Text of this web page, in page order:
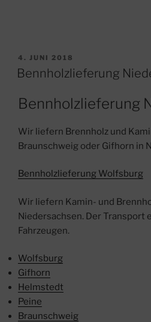
VERÖFFENTLICHT
AM
4. JUNI 2018
Bennholzlieferung
Bennholzlieferung
Wir liefern Brennholz und
Braunschweig oder Gifhorn in
Bennholzlieferung Wolfsburg
Wir liefern Kamin- und
Niedersachsen. Der Transport
Fahrzeugen.
Wolfsburg
Gifhorn
Helmstedt
Peine
Braunschweig